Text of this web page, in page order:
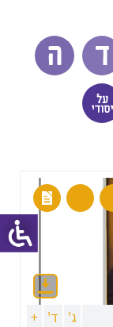
ג' ד' +